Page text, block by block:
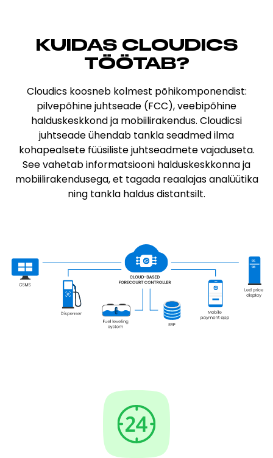
KUIDAS CLOUDICS
TÖÖTAB?
Cloudics koosneb kolmest põhikomponendist:
pilvepõhine juhtseade (FCC), veebipõhine
halduskeskkond ja mobiilirakendus. Cloudicsi
juhtseade ühendab tankla seadmed ilma
kohapealsete füüsiliste juhtseadmete vajaduseta.
See vahetab informatsiooni halduskeskkonna ja
mobiilirakendusega, et tagada reaalajas analüütika
ning tankla haldus distantsilt.